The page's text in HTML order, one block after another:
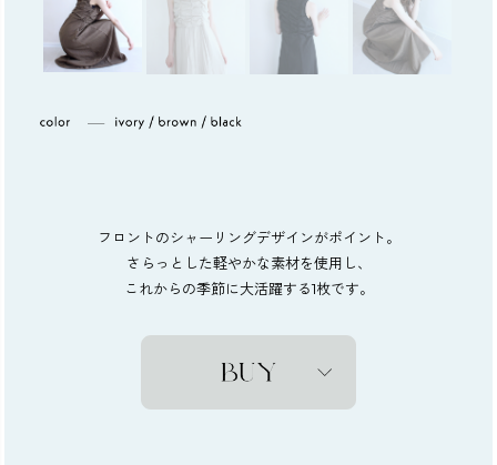
フロントのシャーリングデザインがポイント。
さらっとした軽やかな素材を使用し、
これからの季節に大活躍する1枚です。